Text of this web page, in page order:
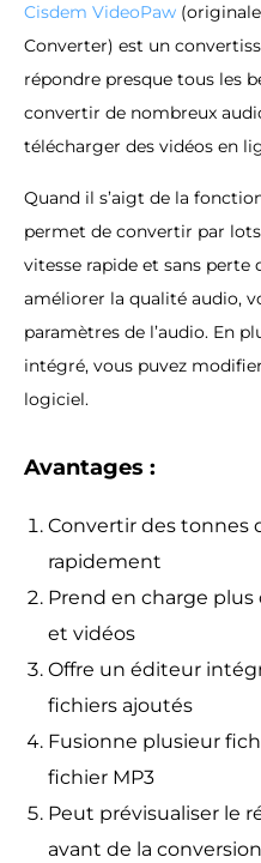
Cisdem VideoPaw
Converter) est un
répondre presque tous les
convertir de nombreux
télécharger des vidéos en
Quand il s’aigt de la
permet de convertir par
vitesse rapide et sans perte
améliorer la qualité audio,
paramètres de l’audio. En
intégré, vous puvez
logiciel.
Avantages :
Convertir des tonnes
rapidement
Prend en charge
et vidéos
Offre un éditeur
fichiers ajoutés
Fusionne plusieur
fichier MP3
Peut prévisualiser le
avant de la conversion